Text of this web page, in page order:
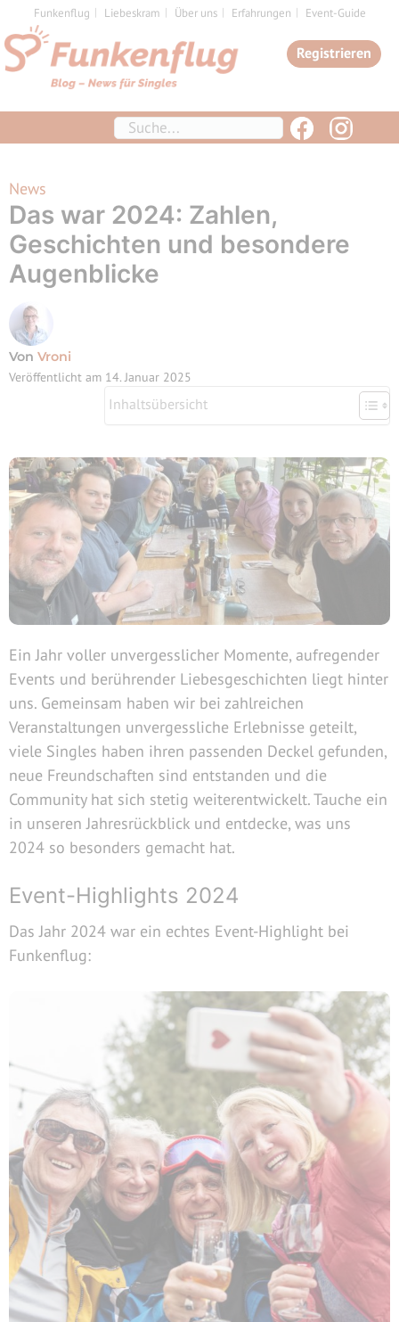
Inhalt
springen
Funkenflug Liebeskram Über uns Erfahrungen Event-Guide
Registrieren
Suchen
News
Das war 2024: Zahlen,
Geschichten und besondere
Augenblicke
Von Vroni
Veröffentlicht am 14. Januar 2025
Inhaltsübersicht
Ein Jahr voller unvergesslicher Momente, aufregender
Events und berührender Liebesgeschichten liegt hinter
uns. Gemeinsam haben wir bei zahlreichen
Veranstaltungen unvergessliche Erlebnisse geteilt,
viele Singles haben ihren passenden Deckel gefunden,
neue Freundschaften sind entstanden und die
Community hat sich stetig weiterentwickelt. Tauche ein
in unseren Jahresrückblick und entdecke, was uns
2024 so besonders gemacht hat.
Event-Highlights 2024
Das Jahr 2024 war ein echtes Event-Highlight bei
Funkenflug: